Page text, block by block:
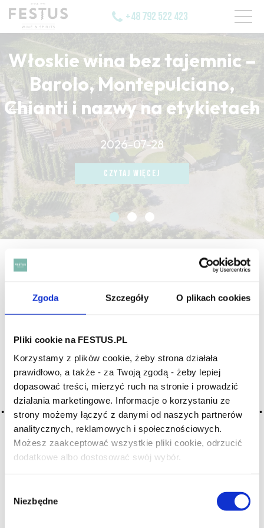
Zgoda Szczegóły O plikach cookies
Pliki cookie na FESTUS.PL
Korzystamy z plików cookie, żeby strona działała
prawidłowo, a także - za Twoją zgodą - żeby lepiej
dopasować treści, mierzyć ruch na stronie i prowadzić
działania marketingowe. Informacje o korzystaniu ze
strony możemy łączyć z danymi od naszych partnerów
analitycznych, reklamowych i społecznościowych.
Możesz zaakceptować wszystkie pliki cookie, odrzucić
dodatkowe albo dostosować swój wybór.
zgody
Niezbędne
Czy masz ukończone 18 lat?
+48 792 522 423
Włoskie wina bez tajemnic –
Barolo, Montepulciano,
Chianti i nazwy na etykietach
2026-07-28
CZYTAJ WIĘCEJ
CZYTAJ WIĘCEJ
CZYTAJ WIĘCEJ
strona główna
Archiwum wpisów tagu: fleshy
2016-05-10
łagodne wino bogate w alkohol, bardziej wyraziste niż
miękkie; smakuje dość tłusto; cechuje się dobrym ciałem
i gładką fakturą, sugeruje niską kwasowość,
ale wystarczającą owocowość, wyrównującą niedostatek
struktury; giętkie; okrągłe; krągłe
CZYTAJ WIĘCEJ
mięsiste